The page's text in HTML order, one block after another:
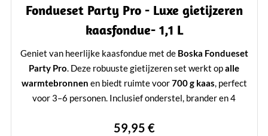
Fondueset Party Pro - Luxe gietijzeren
kaasfondue- 1,1 L
Geniet van heerlijke kaasfondue met de Boska Fondueset
Party Pro. Deze robuuste gietijzeren set werkt opalle
warmtebronnen en biedt ruimte voor700 g kaas, perfect
voor 3–6 personen. Inclusief onderstel, brander en 4
kaasliefhebber.
59,95 €